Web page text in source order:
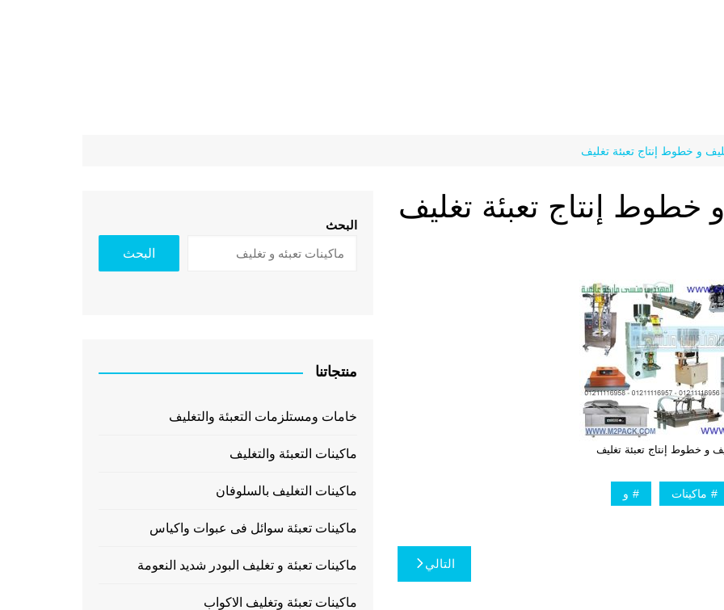
و خطوط إنتاج تعبئة تغليف
خطوط إنتاج تعبئة تغليف
و خطوط إنتاج تعبئة تغليف
ماكينات و
التالي
البحث
البحث
منتجاتنا
خامات ومستلزمات التعبئة والتغليف
ماكينات التعبئة والتغليف
ماكينات التغليف بالسلوفان
ماكينات تعبئة سوائل فى عبوات واكياس
ماكينات تعبئة و تغليف البودر شديد النعومة
ماكينات تعبئة وتغليف الاكواب